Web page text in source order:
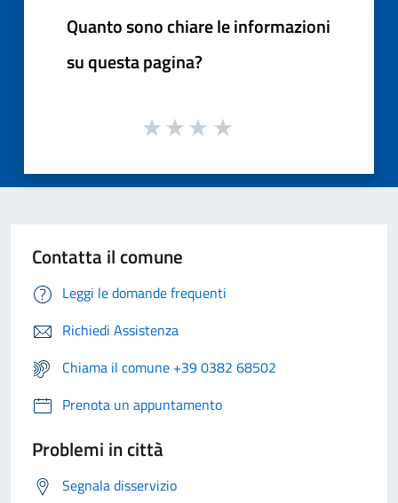
Quanto sono chiare le informazioni
su questa pagina?
Contatta il comune
Leggi le domande frequenti
Richiedi Assistenza
Chiama il comune +39 0382 68502
Prenota un appuntamento
Problemi in città
Segnala disservizio